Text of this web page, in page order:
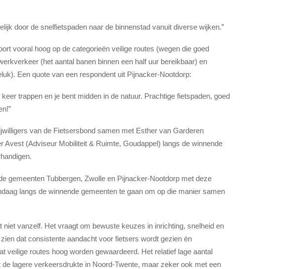
door de snelfietspaden naar de binnenstad vanuit diverse wijken.”
vooral hoog op de categorieën veilige routes (wegen die goed
(het aantal banen binnen een half uur bereikbaar) en
Een quote van een respondent uit Pijnacker-Nootdorp:
trappen en je bent midden in de natuur. Prachtige fietspaden, goed
van de Fietsersbond samen met Esther van Garderen
Avest (Adviseur Mobiliteit & Ruimte, Goudappel) langs de winnende
gemeenten Tubbergen, Zwolle en Pijnacker-Nootdorp met deze
langs de winnende gemeenten te gaan om op die manier samen
niet vanzelf. Het vraagt om bewuste keuzes in inrichting, snelheid en
dat consistente aandacht voor fietsers wordt gezien én
veilige routes hoog worden gewaardeerd. Het relatief lage aantal
lagere verkeersdrukte in Noord-Twente, maar zeker ook met een